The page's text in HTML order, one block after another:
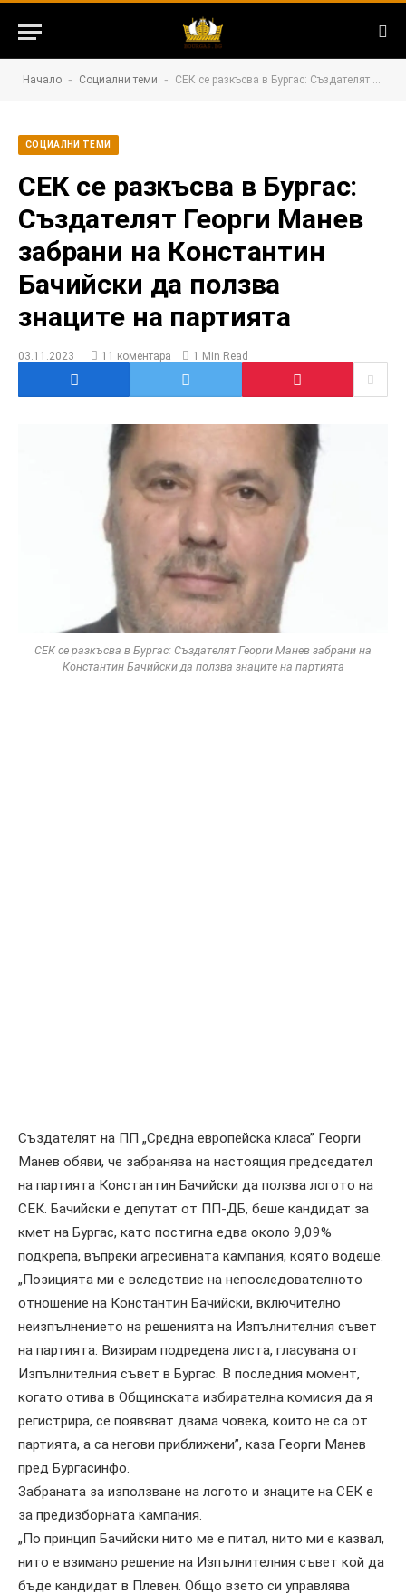
Начало - Социални теми - СЕК се разкъсва в Бургас: Създателят Георги Манев забрани на Константин Бачийски да ползва знаците на партията
СОЦИАЛНИ ТЕМИ
СЕК се разкъсва в Бургас:
Създателят Георги Манев
забрани на Константин
Бачийски да ползва
знаците на партията
03.11.2023 11 коментара 1 Min Read
СЕК се разкъсва в Бургас: Създателят Георги Манев забрани на
Константин Бачийски да ползва знаците на партията
Създателят на ПП „Средна европейска класа” Георги
Манев обяви, че забранява на настоящия председател
на партията Константин Бачийски да ползва логото на
СЕК. Бачийски е депутат от ПП-ДБ, беше кандидат за
кмет на Бургас, като постигна едва около 9,09%
подкрепа, въпреки агресивната кампания, която водеше.
„Позицията ми е вследствие на непоследователното
отношение на Константин Бачийски, включително
неизпълнението на решенията на Изпълнителния съвет
на партията. Визирам подредена листа, гласувана от
Изпълнителния съвет в Бургас. В последния момент,
когато отива в Общинската избирателна комисия да я
регистрира, се появяват двама човека, които не са от
партията, а са негови приближени”, каза Георги Манев
пред Бургасинфо.
Забраната за използване на логото и знаците на СЕК е
за предизборната кампания.
„По принцип Бачийски нито ме е питал, нито ми е казвал,
нито е взимано решение на Изпълнителния съвет кой да
бъде кандидат в Плевен. Общо взето си управлява